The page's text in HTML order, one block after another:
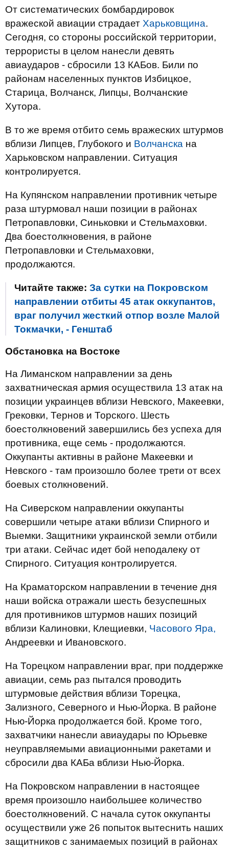
От систематических бомбардировок
вражеской авиации страдает Харьковщина.
Сегодня, со стороны российской территории,
террористы в целом нанесли девять
авиаударов - сбросили 13 КАБов. Били по
районам населенных пунктов Избицкое,
Старица, Волчанск, Липцы, Волчанские
Хутора.
В то же время отбито семь вражеских штурмов
вблизи Липцев, Глубокого и Волчанска на
Харьковском направлении. Ситуация
контролируется.
На Купянском направлении противник четыре
раза штурмовал наши позиции в районах
Петропавловки, Синьковки и Стельмаховки.
Два боестолкновения, в районе
Петропавловки и Стельмаховки,
продолжаются.
Читайте также: За сутки на Покровском
направлении отбиты 45 атак оккупантов,
враг получил жесткий отпор возле Малой
Токмачки, - Генштаб
Обстановка на Востоке
На Лиманском направлении за день
захватническая армия осуществила 13 атак на
позиции украинцев вблизи Невского, Макеевки,
Грековки, Тернов и Торского. Шесть
боестолкновений завершились без успеха для
противника, еще семь - продолжаются.
Оккупанты активны в районе Макеевки и
Невского - там произошло более трети от всех
боевых столкновений.
На Сиверском направлении оккупанты
совершили четыре атаки вблизи Спирного и
Выемки. Защитники украинской земли отбили
три атаки. Сейчас идет бой неподалеку от
Спирного. Ситуация контролируется.
На Краматорском направлении в течение дня
наши войска отражали шесть безуспешных
для противников штурмов наших позиций
вблизи Калиновки, Клещиевки, Часового Яра,
Андреевки и Ивановского.
На Торецком направлении враг, при поддержке
авиации, семь раз пытался проводить
штурмовые действия вблизи Торецка,
Зализного, Северного и Нью-Йорка. В районе
Нью-Йорка продолжается бой. Кроме того,
захватчики нанесли авиаудары по Юрьевке
неуправляемыми авиационными ракетами и
сбросили два КАБа вблизи Нью-Йорка.
На Покровском направлении в настоящее
время произошло наибольшее количество
боестолкновений. С начала суток оккупанты
осуществили уже 26 попыток вытеснить наших
защитников с занимаемых позиций в районах